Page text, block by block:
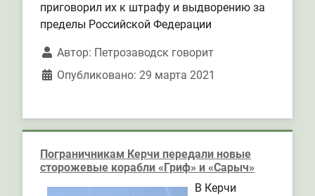
приговорил их к штрафу и выдворению за
пределы Российской Федерации
Автор: Петрозаводск говорит
Опубликовано: 29 марта 2021
Пограничникам Керчи передали новые
сторожевые корабли «Гриф» и «Сарыч»
В Керчи